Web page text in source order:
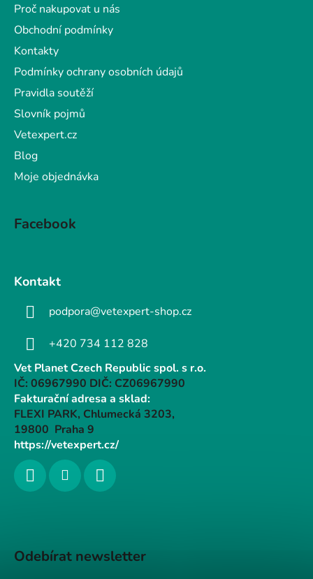
Proč nakupovat u nás
Obchodní podmínky
Kontakty
Podmínky ochrany osobních údajů
Pravidla soutěží
Slovník pojmů
Vetexpert.cz
Blog
Moje objednávka
Facebook
Kontakt
podpora@vetexpert-shop.cz
+420 734 112 828
Vet Planet Czech Republic spol. s r.o.
IČ: 06967990 DIČ: CZ06967990
Fakturační adresa a sklad:
FLEXI PARK, Chlumecká 3203,
19800 Praha 9
https://vetexpert.cz/
Odebírat newsletter